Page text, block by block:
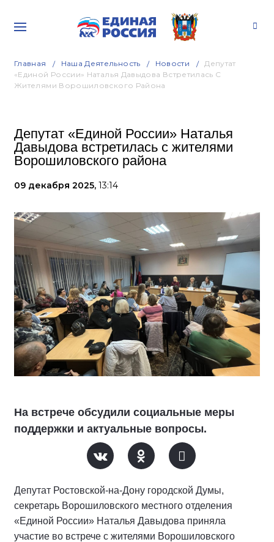
Главная Наша Деятельность Новости
Депутат
«Единой России» Наталья Давыдова Встретилась С
Жителями Ворошиловского Района
Депутат «Единой России» Наталья
Давыдова встретилась с жителями
Ворошиловского района
09 декабря 2025, 13:14
На встрече обсудили социальные меры
поддержки и актуальные вопросы.
Депутат Ростовской-на-Дону городской Думы,
секретарь Ворошиловского местного отделения
«Единой России» Наталья Давыдова приняла
участие во встрече с жителями Ворошиловского